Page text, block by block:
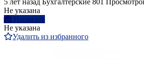
5 лет назад Бухгалтерские 801
Не указана
Написать
Не указана
Удалить из избранного